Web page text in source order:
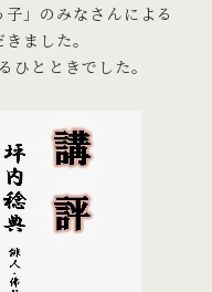
」のみなさんによる
ました。
ひとときでした。